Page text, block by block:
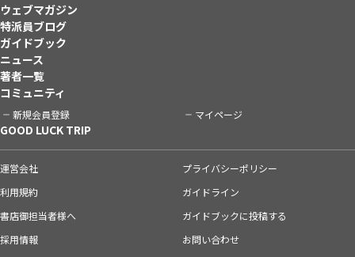
ウェブマガジン
特派員ブログ
ガイドブック
ニュース
著者一覧
コミュニティ
新規会員登録 マイページ
GOOD LUCK TRIP
運営会社
プライバシーポリシー
利用規約
ガイドライン
書店御担当者様へ
ガイドブックに投稿する
採用情報
お問い合わせ